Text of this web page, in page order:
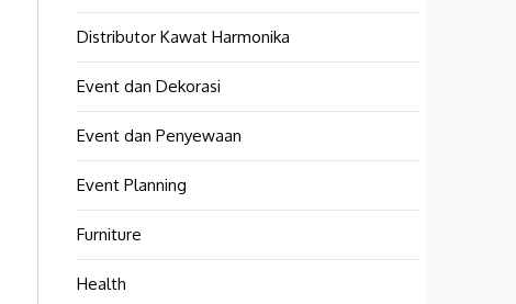
Distributor Kawat Harmonika
Event dan Dekorasi
Event dan Penyewaan
Event Planning
Furniture
Health